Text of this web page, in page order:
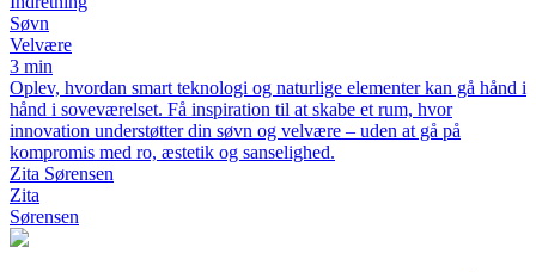
Søvn
Velvære
3 min
Oplev, hvordan smart teknologi og naturlige elementer kan gå hånd i
hånd i soveværelset. Få inspiration til at skabe et rum, hvor
innovation understøtter din søvn og velvære – uden at gå på
kompromis med ro, æstetik og sanselighed.
Zita Sørensen
Zita
Sørensen